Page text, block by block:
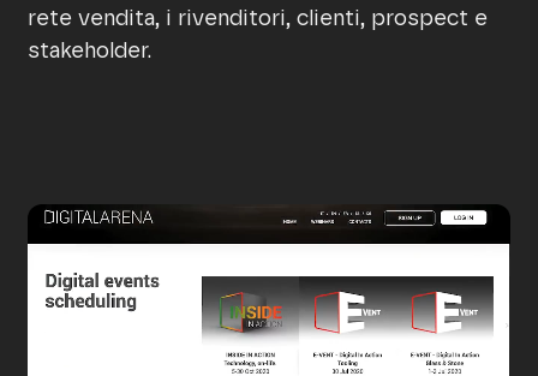
rete vendita, i rivenditori, clienti, prospect e
stakeholder.